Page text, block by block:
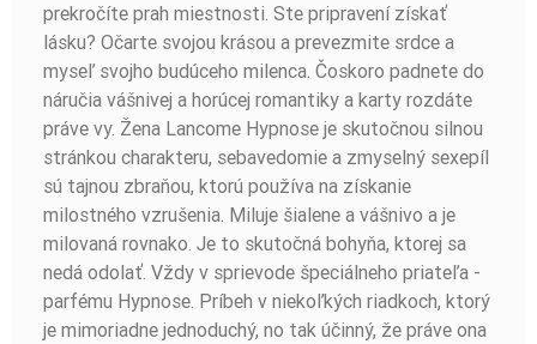
prekročíte prah miestnosti. Ste pripravení získať
lásku? Očarte svojou krásou a prevezmite srdce a
myseľ svojho budúceho milenca. Čoskoro padnete do
náručia vášnivej a horúcej romantiky a karty rozdáte
práve vy. Žena Lancome Hypnose je skutočnou silnou
stránkou charakteru, sebavedomie a zmyselný sexepíl
sú tajnou zbraňou, ktorú používa na získanie
milostného vzrušenia. Miluje šialene a vášnivo a je
milovaná rovnako. Je to skutočná bohyňa, ktorej sa
nedá odolať. Vždy v sprievode špeciálneho priateľa -
parfému Hypnose. Príbeh v niekoľkých riadkoch, ktorý
je mimoriadne jednoduchý, no tak účinný, že práve ona